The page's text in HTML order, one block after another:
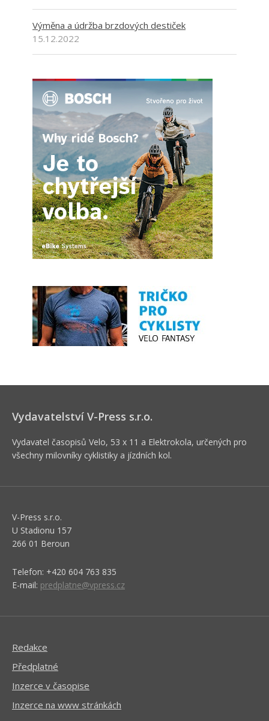
Výměna a údržba brzdových destiček
15.12.2022
Vydavatelství V-Press s.r.o.
Vydavatel časopisů Velo, 53 x 11 a Elektrokola, určených pro
všechny milovníky cyklistiky a jízdních kol.
V-Press s.r.o.
U Stadionu 157
266 01 Beroun
Telefon: +420 604 763 835
E-mail: predplatne@vpress.cz
Redakce
Předplatné
Inzerce v časopise
Inzerce na www stránkách